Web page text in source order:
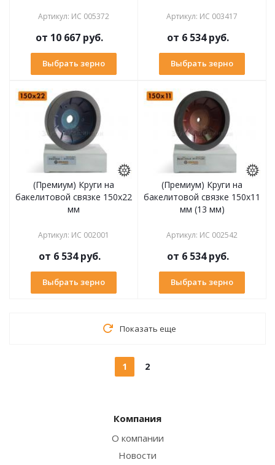
Артикул: ИС 005372
от 10 667 руб.
Выбрать зерно
Артикул: ИС 003417
от 6 534 руб.
Выбрать зерно
(Премиум) Круги на
бакелитовой связке 150х22
мм
Артикул: ИС 002001
от 6 534 руб.
Выбрать зерно
(Премиум) Круги на
бакелитовой связке 150х11
мм (13 мм)
Артикул: ИС 002542
от 6 534 руб.
Выбрать зерно
Показать еще
1 2
Компания
О компании
Новости